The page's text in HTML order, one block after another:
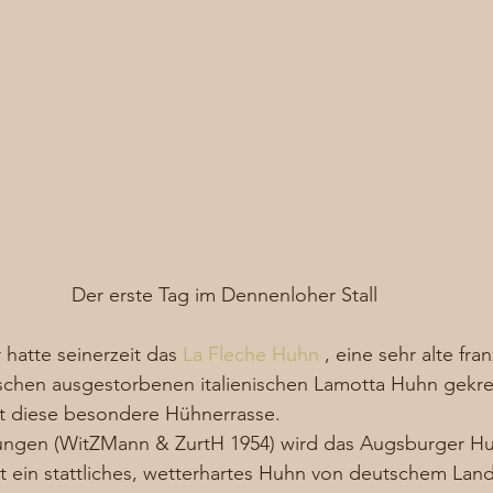
Der erste Tag im Dennenloher Stall
seinerzeit das La Fleche Huhn , eine sehr alte
ausgestorbenen italienischen Lamotta Huhn
diese besondere Hühnerrasse.
(WitZMann & ZurtH 1954) wird das Augsburger
ein stattliches, wetterhartes Huhn von deutschem